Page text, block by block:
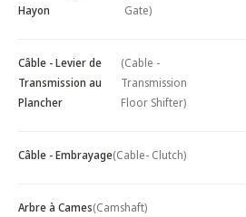
Hayon
Gate)
Câble - Levier de
Transmission au
Plancher
(Cable -
Transmission
Floor Shifter)
Câble - Embrayage(Cable- Clutch)
Arbre à Cames(Camshaft)